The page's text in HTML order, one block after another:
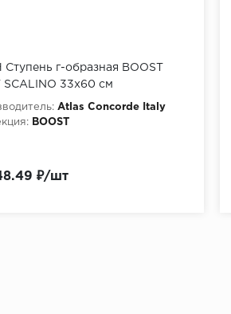
Ступень г-образная BOOST
SCALINO 33x60 см
Atlas Concorde Italy
BOOST
₽/шт